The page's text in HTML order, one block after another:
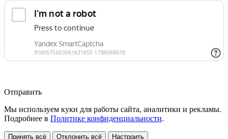
Отправить
Мы используем куки для работы сайта, аналитики и рекламы.
Подробнее в Политике конфиденциальности.
Принять всё Отклонить всё Настроить